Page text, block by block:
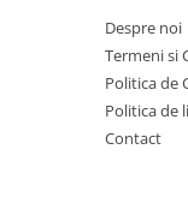
Nu
Despre noi
Termeni si
Politica de
Politica de
Contact